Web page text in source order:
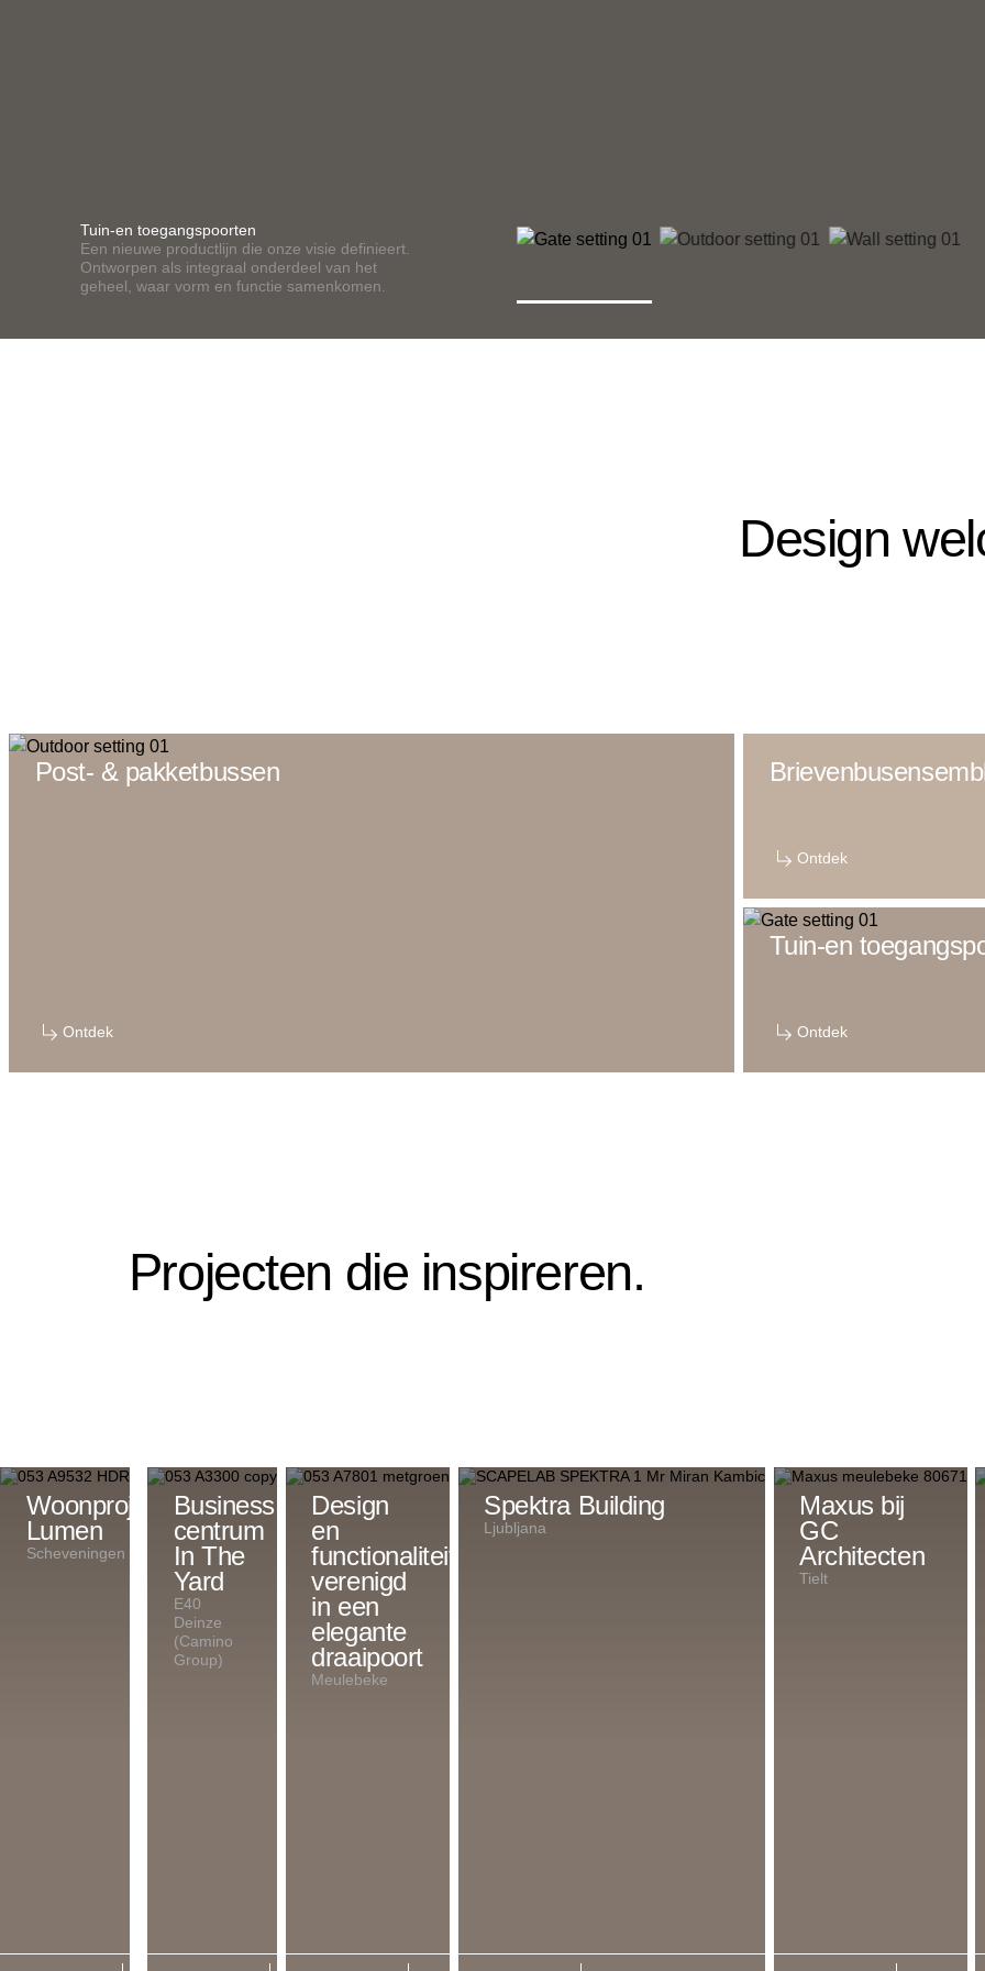
Tuin-en toegangspoorten
Een nieuwe productlijn die onze visie definieert.
Ontworpen als integraal onderdeel van het
geheel, waar vorm en functie samenkomen.
Post- & pakketbussen
Zorgeloos post en pakketten ontvangen, ook als
Schaalbaar en modulair
appartementen en
Design
Post- & pakketbussen
Ontdek
Ontdek
Tuin-en
Ontdek
Projecten die inspireren.
Woonproject
Lumen
Scheveningen
Het
is
een
investering,
maar
er
is
de
Business
centrum
In The
Yard
E40
Deinze
(Camino
Group)
Design
en
functionaliteit
verenigd
in een
elegante
draaipoort
Meulebeke
Spektra Building
Ljubljana
Maxus bij
GC
Architecten
Tielt